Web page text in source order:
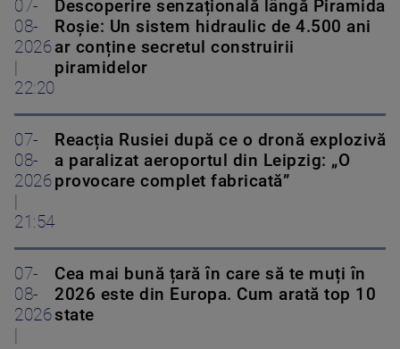
07-
08-
2026
22:20
Descoperire senzațională lângă Piramida
Roșie: Un sistem hidraulic de 4.500 ani
ar conține secretul construirii
piramidelor
07-
08-
2026
21:54
Reacția Rusiei după ce o dronă explozivă
a paralizat aeroportul din Leipzig: „O
provocare complet fabricată”
07-
08-
2026
Cea mai bună țară în care să te muți în
2026 este din Europa. Cum arată top 10
state